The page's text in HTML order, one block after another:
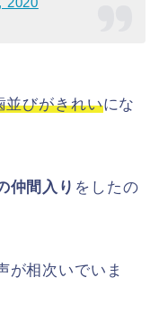
並びがきれいにな
仲間入り をしたの
が相次いでいま